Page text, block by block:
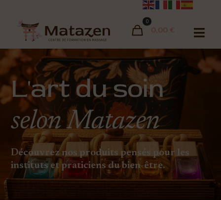
0
0,00 €
L'art du soin
selon Matazen
Découvrez nos produits pensés pour les
instituts et praticiens du bien-être.